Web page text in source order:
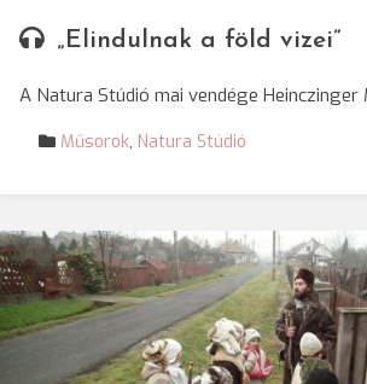
„Elindulnak a föld vizei”
A Natura Stúdió mai vendége Heinczinger
Műsorok, Natura Stúdió